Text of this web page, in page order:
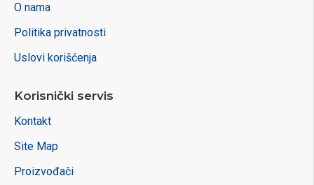
O nama
Politika privatnosti
Uslovi korišćenja
Korisnički servis
Kontakt
Site Map
Proizvođači